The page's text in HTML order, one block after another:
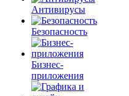
Антивирусы
Безопасность
Бизнес-
приложения